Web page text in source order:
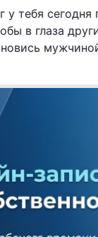
тебя
в глаза